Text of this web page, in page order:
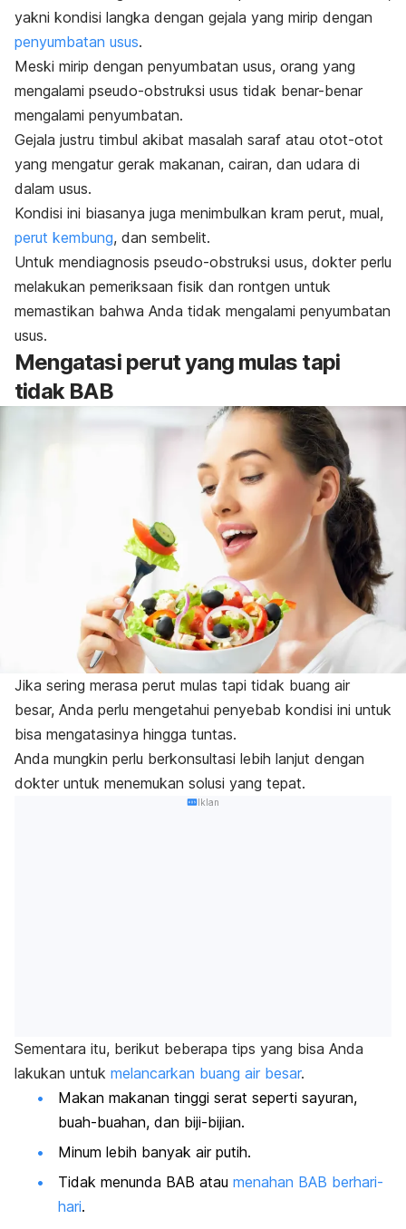
yakni kondisi langka dengan gejala yang mirip dengan
penyumbatan usus.
Meski mirip dengan penyumbatan usus, orang yang
mengalami pseudo-obstruksi usus tidak benar-benar
mengalami penyumbatan.
Gejala justru timbul akibat masalah saraf atau otot-otot
yang mengatur gerak makanan, cairan, dan udara di
dalam usus.
Kondisi ini biasanya juga menimbulkan kram perut, mual,
perut kembung, dan sembelit.
Untuk mendiagnosis pseudo-obstruksi usus, dokter perlu
melakukan pemeriksaan fisik dan rontgen untuk
memastikan bahwa Anda tidak mengalami penyumbatan
usus.
Mengatasi perut yang mulas tapi
tidak BAB
Jika sering merasa perut mulas tapi tidak buang air
besar, Anda perlu mengetahui penyebab kondisi ini untuk
bisa mengatasinya hingga tuntas.
Anda mungkin perlu berkonsultasi lebih lanjut dengan
dokter untuk menemukan solusi yang tepat.
Iklan
Sementara itu, berikut beberapa tips yang bisa Anda
lakukan untuk melancarkan buang air besar.
Makan makanan tinggi serat seperti sayuran,
buah-buahan, dan biji-bijian.
Minum lebih banyak air putih.
Tidak menunda BAB atau menahan BAB berhari-
hari.